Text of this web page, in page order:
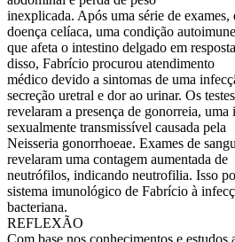
inexplicada. Após uma série de
doença celíaca, uma condição autoimune
que afeta o intestino delgado em
disso, Fabrício procurou atendimento
médico devido a sintomas de uma
secreção uretral e dor ao urinar. Os testes
revelaram a presença de gonorreia, uma
sexualmente transmissível causada pela
Neisseria gonorrhoeae. Exames de
revelaram uma contagem aumentada de
neutrófilos, indicando neutrofilia. Isso
sistema imunológico de Fabrício à
bacteriana.
REFLEXÃO
Com base nos conhecimentos e